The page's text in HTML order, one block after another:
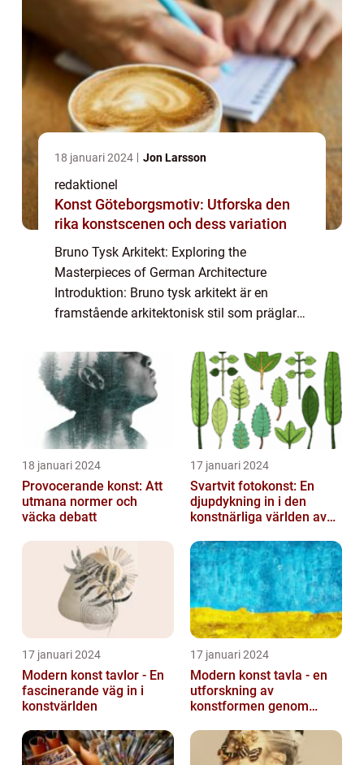
18 januari 2024 Jon Larsson
redaktionel
Konst Göteborgsmotiv: Utforska den
rika konstscenen och dess variation
Bruno Tysk Arkitekt: Exploring the
Masterpieces of German Architecture
Introduktion: Bruno tysk arkitekt är en
framstående arkitektonisk stil som präglar
har utvecklats och förändrats över tid och
har bidrag...
18 januari 2024
Provocerande konst: Att
utmana normer och
väcka debatt
17 januari 2024
Svartvit fotokonst: En
djupdykning in i den
konstnärliga världen av
17 januari 2024
Modern konst tavlor - En
fascinerande väg in i
konstvärlden
17 januari 2024
Modern konst tavla - en
utforskning av
konstformen genom